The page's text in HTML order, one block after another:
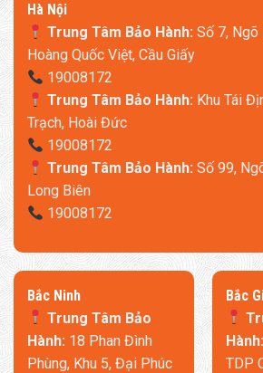
​Hà Nội
Trung Tâm Bảo Hành:Số 7, Ngõ
Hoàng Quốc Việt, Cầu Giấy
19008172
Trung Tâm Bảo Hành:Khu Tái
Trạch, Hoài Đức
19008172
Trung Tâm Bảo Hành:Số 99,
Long Biên
19008172
​Bắc Ninh
Trung Tâm Bảo
Hành:18 Phan Đình
Phùng, Khu 5, Đại Phúc
​Bắc
Hành:
TDP